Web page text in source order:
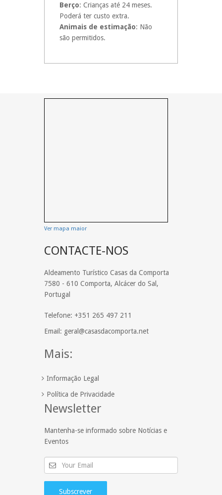
Berço: Crianças até 24 meses.
Poderá ter custo extra.
Animais de estimação: Não
são permitidos.
Ver mapa maior
CONTACTE-NOS
Aldeamento Turístico Casas da Comporta
7580 - 610 Comporta, Alcácer do Sal,
Portugal
Telefone: +351 265 497 211
Email: geral@casasdacomporta.net
Mais:
Informação Legal
Política de Privacidade
Newsletter
Mantenha-se informado sobre Notícias e
Eventos
Subscrever